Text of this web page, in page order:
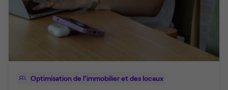
Optimisation de l’immobilier et des locaux